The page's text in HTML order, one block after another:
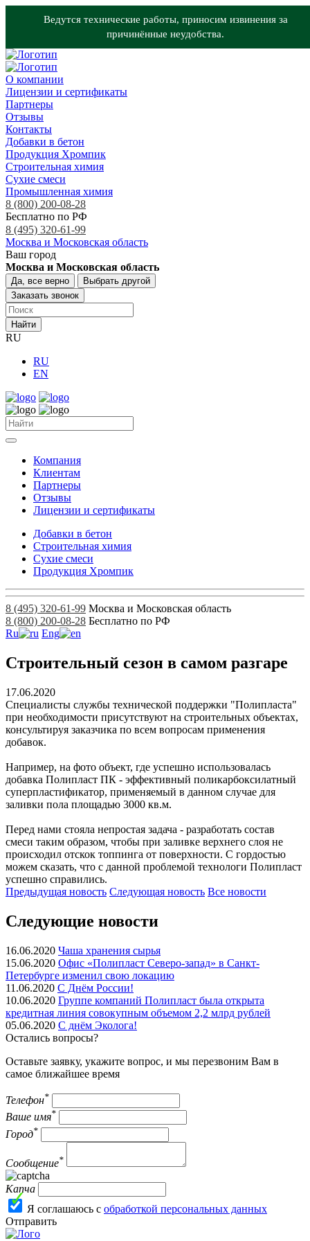
Ведутся технические работы, приносим извинения за
причинённые неудобства.
О компании
Лицензии и сертификаты
Партнеры
Отзывы
Контакты
Добавки в бетон
Продукция Хромпик
Строительная химия
Сухие смеси
Промышленная химия
8 (800) 200-08-28
Бесплатно по РФ
8 (495) 320-61-99
Москва и Московская область
Ваш город
Москва и Московская область
Да, все верно
Выбрать другой
Заказать звонок
Найти
RU
RU
EN
Компания
Клиентам
Партнеры
Отзывы
Лицензии и сертификаты
Добавки в бетон
Строительная химия
Сухие смеси
Продукция Хромпик
8 (495) 320-61-99 Москва и Московская область
8 (800) 200-08-28 Бесплатно по РФ
Ru
Eng
Строительный сезон в самом разгаре
17.06.2020
Специалисты службы технической поддержки "Полипласта"
при необходимости присутствуют на строительных объектах,
консультируя заказчика по всем вопросам применения
добавок.
Например, на фото объект, где успешно использовалась
добавка Полипласт ПК - эффективный поликарбоксилатный
суперпластификатор, применяемый в данном случае для
заливки пола площадью 3000 кв.м.
Перед нами стояла непростая задача - разработать состав
смеси таким образом, чтобы при заливке верхнего слоя не
происходил отскок топпинга от поверхности. С гордостью
можем сказать, что с данной проблемой технологи Полипласт
успешно справились.
Предыдущая новость Следующая новость Все новости
Следующие новости
16.06.2020 Чаша хранения сырья
15.06.2020 Офис «Полипласт Северо-запад» в Санкт-
Петербурге изменил свою локацию
11.06.2020 С Днём России!
10.06.2020 Группе компаний Полипласт была открыта
кредитная линия совокупным объемом 2,2 млрд рублей
05.06.2020 С днём Эколога!
Остались вопросы?
Оставьте заявку, укажите вопрос, и мы перезвоним Вам в
самое ближайшее время
Телефон*
Ваше имя*
Город*
Сообщение*
Капча
Я соглашаюсь с обработкой персональных данных
Отправить